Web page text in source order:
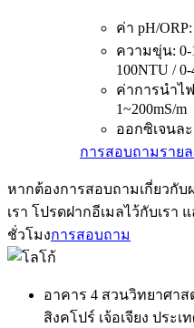
ค่า pH/
ความขุ่น: 0-
100NTU /
ค่าการนำไฟ
1~200mS/m
ออกซิเจนล
การสอบถามราย
หากต้องการสอบถามเกี่ยวกั
เรา โปรดฝากอีเมลไว้กับเรา
ชั่วโมงการสอบถาม
อาคาร 4 สวนวิทยาศา
สิงคโปร์ เจ้อเจียง ประเ